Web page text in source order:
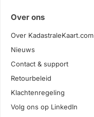
Over ons
Over KadastraleKaart.com
Nieuws
Contact & support
Retourbeleid
Klachtenregeling
Volg ons op LinkedIn